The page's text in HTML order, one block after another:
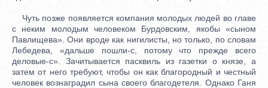
Чуть позже появляется компания молодых людей во главе
с неким молодым человеком Бурдовским, якобы «сыном
Павлищева». Они вроде как нигилисты, но только, по словам
Лебедева, «дальше пошли-с, потому что прежде всего
деловые-с». Зачитывается пасквиль из газетки о князе, а
затем от него требуют, чтобы он как благородный и честный
человек вознаградил сына своего благодетеля. Однако Ганя